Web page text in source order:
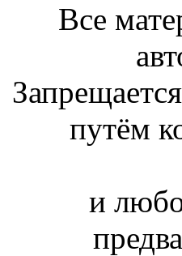
Все
путём
и